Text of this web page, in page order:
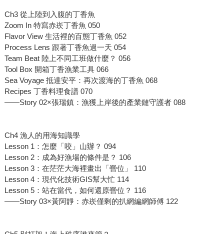
Ch3 從上陸到入腹的丁香魚
Zoom In 特寫赤崁丁香魚 050
Flavor View 生活裡的百態丁香魚 052
Process Lens 跟著丁香魚過一天 054
Team Beat 陸上不同工班做什麼？ 056
Tool Box 開箱丁香漁業工具 066
Sea Voyage 抵達安平：再次渡海的丁香魚 068
Recipes 丁香料理食譜 070
——Story 02×張瑞鎮：漁獲上岸後的產業鏈守護者 088
Ch4 漁人的用海知識學
Lesson 1：怎麼「咬」山辦？ 094
Lesson 2：成為好漁場的條件是？ 106
Lesson 3：在茫茫大海裡畫出「罾位」 110
Lesson 4：現代化技術GIS幫大忙 114
Lesson 5：站在當代，如何還原罾位？ 116
——Story 03×黃阿靜：赤崁僅剩的扒網編網師傅 122